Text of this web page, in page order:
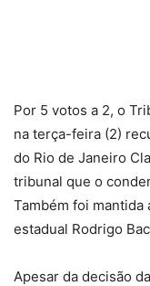
Por 5 votos a 2, o
na terça-feira (2)
do Rio de Janeiro
tribunal que o
Também foi
estadual Rodrigo
Apesar da decisão